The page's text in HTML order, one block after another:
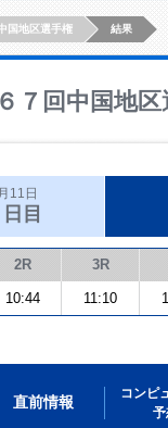
国地区選手権 結果
７回中国地区
11日
日目
2R 3R
10:44 11:10
直前情報
コンピ
予